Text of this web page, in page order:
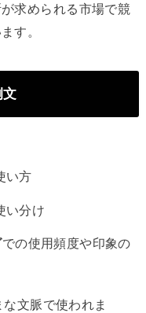
求められる市場で競
す。
い方
い分け
での使用頻度や印象の
文脈で使われま